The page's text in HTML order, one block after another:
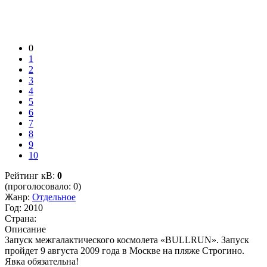
0
1
2
3
4
5
6
7
8
9
10
Рейтинг кВ: 0
(проголосовало: 0)
Жанр: Отдельное
Год: 2010
Страна:
Описание
Запуск межгалактического космолета «BULLRUN». Запуск
пройдет 9 августа 2009 года в Москве на пляже Строгино.
Явка обязательна!